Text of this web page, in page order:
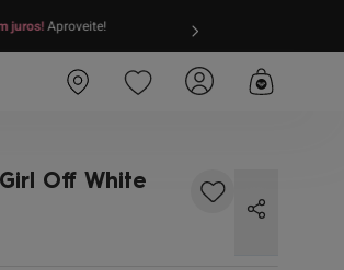
juros!Aproveite!
Off White